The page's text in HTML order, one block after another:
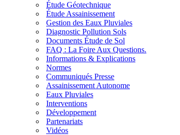
Étude Géotechnique
Étude Assainissement
Gestion des Eaux Pluviales
Diagnostic Pollution Sols
Documents Étude de Sol
FAQ : La Foire Aux Questions.
Informations & Explications
Normes
Communiqués Presse
Assainissement Autonome
Eaux Pluviales
Interventions
Développement
Partenariats
Vidéos